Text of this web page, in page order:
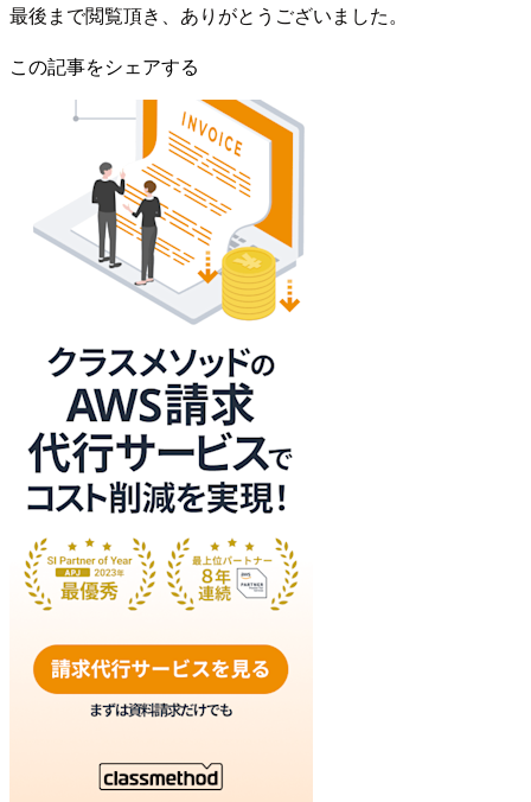
最後まで閲覧頂き、ありがとうございました。
この記事をシェアする